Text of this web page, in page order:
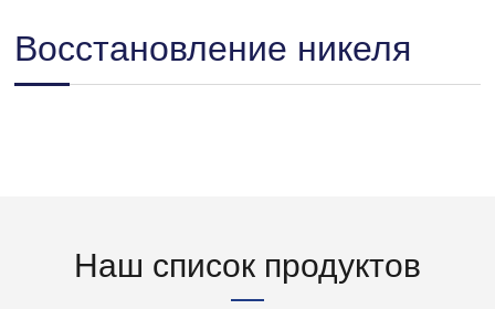
Восстановление никеля
Наш список продуктов